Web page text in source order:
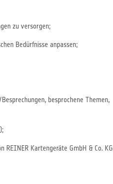
zu versorgen;
Bedürfnisse anpassen;
besprochene Themen,
Kartengeräte GmbH & Co. KG